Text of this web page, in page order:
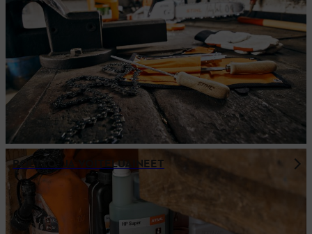
POLTTO- JA VOITELUAINEET